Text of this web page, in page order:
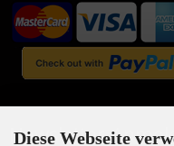
Newsletter-
Diese Webseite